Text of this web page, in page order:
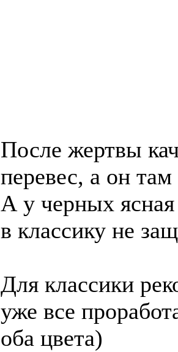
После жертвы
перевес, а он
А у черных
в классику не
Для классики
уже все
оба цвета)